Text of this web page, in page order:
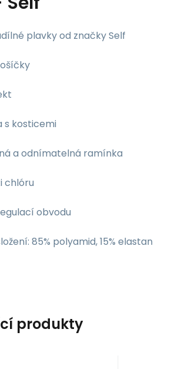
plavky od značky Self
s kosticemi
a odnímatelná ramínka
chlóru
obvodu
85% polyamid, 15% elastan
produkty